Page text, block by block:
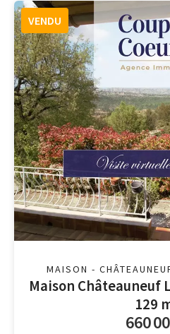
VENDU
MAISON -
Maison Châteauneuf
129
660